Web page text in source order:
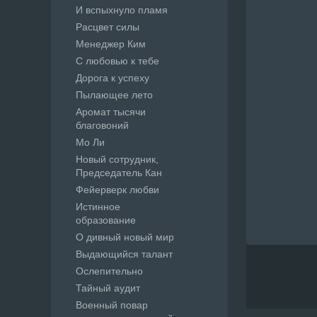
И вспыхнуло пламя
Расцвет силы
Менеджер Ким
С любовью к тебе
Дорога к успеху
Пылающее лето
Аромат тысячи
благовоний
Мо Ли
Новый сотрудник,
Председатель Кан
Фейерверк любви
Истинное
образование
О дивный новый мир
Выдающийся талант
Ослепительно
Тайный аудит
Военный повар